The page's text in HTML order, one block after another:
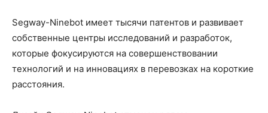
Segway-Ninebot имеет тысячи патентов и развивает
собственные центры исследований и разработок,
которые фокусируются на совершенствовании
технологий и на инновациях в перевозках на короткие
расстояния.